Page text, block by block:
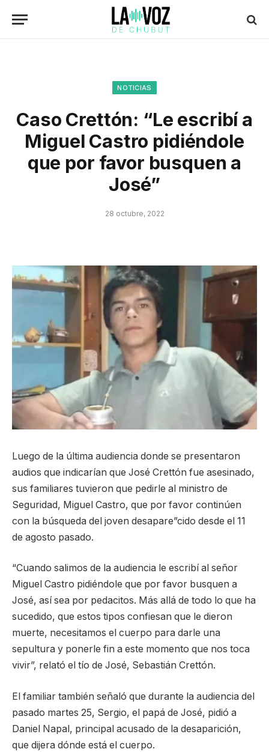
NOTICIAS
Caso Crettón: “Le escribí a
Miguel Castro pidiéndole
que por favor busquen a
José”
28 octubre, 2022
Luego de la última audiencia donde se presentaron
audios que indicarían que José Crettón fue asesinado,
sus familiares tuvieron que pedirle al ministro de
Seguridad, Miguel Castro, que por favor continúen
con la búsqueda del joven desapare”cido desde el 11
de agosto pasado.
“Cuando salimos de la audiencia le escribí al señor
Miguel Castro pidiéndole que por favor busquen a
José, así sea por pedacitos. Más allá de todo lo que ha
sucedido, que estos tipos confiesan que le dieron
muerte, necesitamos el cuerpo para darle una
sepultura y ponerle fin a este momento que nos toca
vivir”, relató el tío de José, Sebastián Crettón.
El familiar también señaló que durante la audiencia del
pasado martes 25, Sergio, el papá de José, pidió a
Daniel Napal, principal acusado de la desaparición,
que dijera dónde está el cuerpo.